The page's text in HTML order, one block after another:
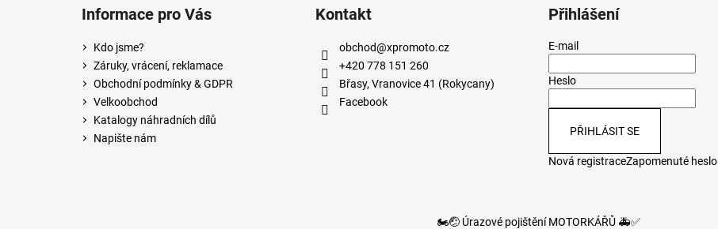
Informace pro Vás
Kdo jsme?
Záruky, vrácení, reklamace
Obchodní podmínky & GDPR
Velkoobchod
Katalogy náhradních dílů
Napište nám
Kontakt
obchod@xpromoto.cz
+420 778 151 260
Břasy, Vranovice 41 (Rokycany)
Facebook
Přihlášení
E-mail
Heslo
PŘIHLÁSIT SE
Nová registraceZapomenuté heslo
🏍️🤕 Úrazové pojištění MOTORKÁŘŮ 🚑✅